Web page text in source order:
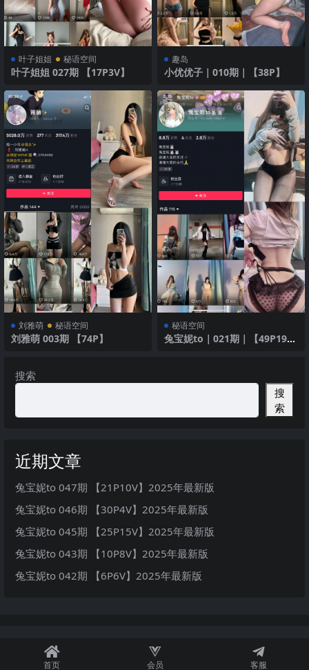
叶子姐姐 秘语空间
叶子姐姐 027期 【17P3V】
趣岛
小优优子｜010期｜【38P】
刘雅萌 秘语空间
刘雅萌 003期 【74P】
秘语空间
兔宝妮to｜021期｜【49P19
搜索
搜
索
近期文章
兔宝妮to 047期 【21P10V】2025年最新版
兔宝妮to 046期 【30P4V】2025年最新版
兔宝妮to 045期 【25P15V】2025年最新版
兔宝妮to 043期 【10P8V】2025年最新版
兔宝妮to 042期 【6P6V】2025年最新版
首页 会员 客服